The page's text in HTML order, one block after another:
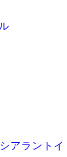
アラントイ